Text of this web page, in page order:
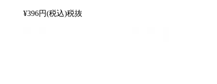
¥396円(税込)税抜